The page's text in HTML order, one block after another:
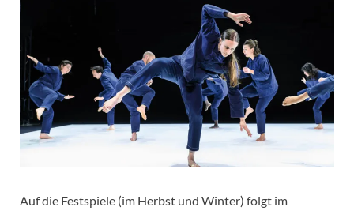
Auf die Festspiele (im Herbst und Winter) folgt im